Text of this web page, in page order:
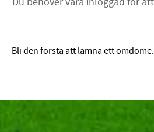
Bli den första att lämna ett omdöme.